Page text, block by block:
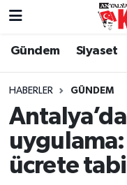
Gündem Siyaset
HABERLER GÜNDEM
uygulama:
ücrete
Gündem
Siyaset
Yerel Yönetim
Ekonomi
Nöbetçi
Hava Durumu
Trafik Durumu
Süper Lig Puan